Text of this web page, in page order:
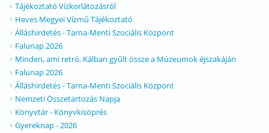
Tájékoztató Vízkorlátozásról
Heves Megyei Vízmű Tájékoztató
Álláshirdetés - Tarna-Menti Szociális Központ
Falunap 2026
Minden, ami retró, Kálban gyűlt össze a Múzeumok éjszakáján
Falunap 2026
Álláshirdetés - Tarna-Menti Szociális Központ
Nemzeti Összetartozás Napja
Könyvtár - Könyvkisöprés
Gyereknap - 2026